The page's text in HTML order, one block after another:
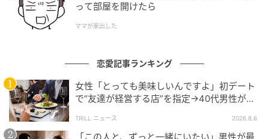
「負債」の意味を知らなかった夫
かってきました。なんと、元夫は私との離婚後、取引
先などの周囲に「あの会社は倒産寸前だ」「取引はや
めたほうがいい」などと言いふらしていたのです。し
かし、誰からも相手にされず、かえって関係者から冷
ややかな目で見られるようになったそうです。
って部屋を開けたら
ママが家出した
恋愛記事ランキング
女性「とっても美味しいんですよ」初デート
で“友達が経営する店”を指定→40代男性が向
TRILL ニュース 2026.8.6